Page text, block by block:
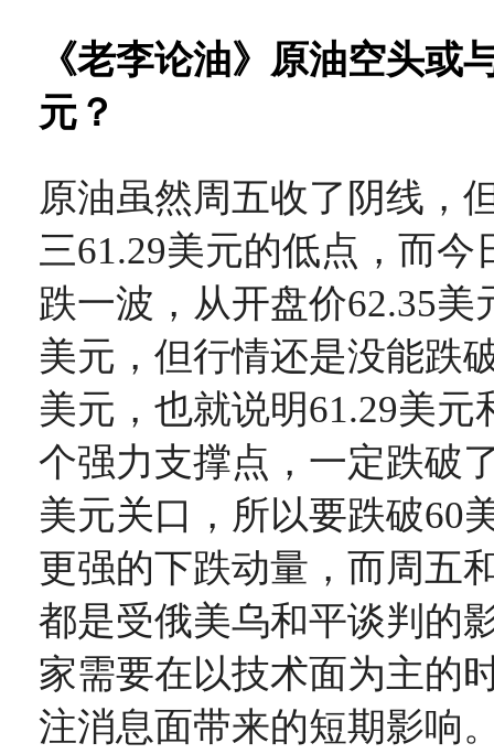
《老李论油》原油空头或
元？
原油虽然周五收了阴线，
三61.29美元的低点，而今
跌一波，从开盘价62.35美
美元，但行情还是没能跌
美元，也就说明61.29美元
个强力支撑点，一定跌破
美元关口，所以要跌破60
更强的下跌动量，而周五
都是受俄美乌和平谈判的
家需要在以技术面为主的
注消息面带来的短期影响